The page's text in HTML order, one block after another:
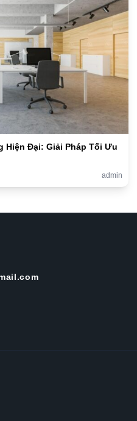
Hiện Đại: Giải Pháp Tối Ưu
admin